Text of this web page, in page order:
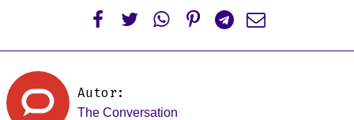
     
Autor:
The Conversation